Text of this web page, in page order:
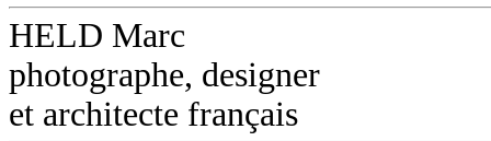
HELD Marc
photographe, designer
et architecte français